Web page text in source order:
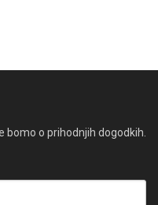
bomo o prihodnjih dogodkih.